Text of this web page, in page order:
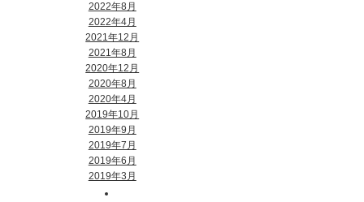
2022年8月
2022年4月
2021年12月
2021年8月
2020年12月
2020年8月
2020年4月
2019年10月
2019年9月
2019年7月
2019年6月
2019年3月